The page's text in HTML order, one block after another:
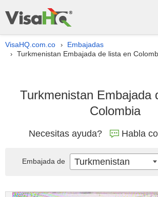
VisaHQ.com.co › Embajadas
› Turkmenistan Embajada de lista en
Turkmenistan Embajada
Colombia
Necesitas ayuda? Habla
Embajada de Turkmenistan